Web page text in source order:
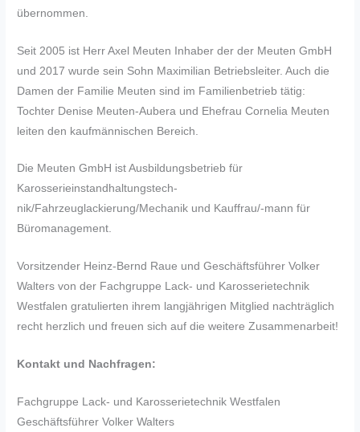
übernommen.
Seit 2005 ist Herr Axel Meuten Inhaber der der Meuten GmbH
und 2017 wurde sein Sohn Maximilian Betriebsleiter. Auch die
Damen der Familie Meuten sind im Familienbetrieb tätig:
Tochter Denise Meuten-Aubera und Ehefrau Cornelia Meuten
leiten den kaufmännischen Bereich.
Die Meuten GmbH ist Ausbildungsbetrieb für
Karosserieinstandhaltungstech­
nik/Fahrzeuglackierung/Mechanik und Kauffrau/-mann für
Büromanagement.
Vorsitzender Heinz-Bernd Raue und Geschäftsführer Volker
Walters von der Fachgruppe Lack- und Karosserietechnik
Westfalen gratulierten ihrem langjährigen Mitglied nachträglich
recht herzlich und freuen sich auf die weitere Zusammenarbeit!
Kontakt und Nachfragen:
Fachgruppe Lack- und Karosserietechnik Westfalen
Geschäftsführer Volker Walters